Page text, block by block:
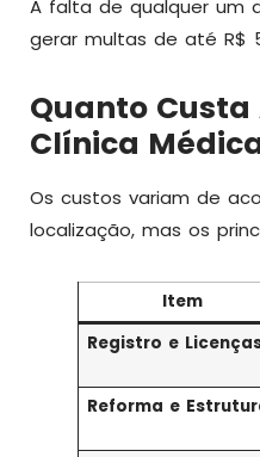
A falta de qualquer um
gerar multas de até R$
Quanto Custa
Clínica
Os custos variam de
localização, mas os
Item
Registro e
Reforma e